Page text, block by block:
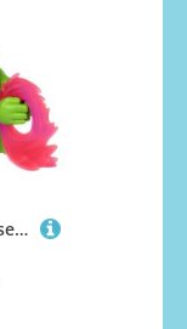
Marvel Avengers Mighty-Verse Collection Serie 1 Multipack, Superhelden-Spielzeug (Figuren-Skala 6 cm)